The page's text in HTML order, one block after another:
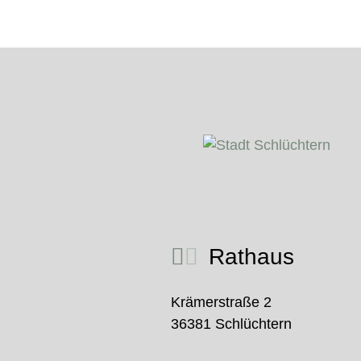
Rathaus
Krämerstraße 2
36381 Schlüchtern